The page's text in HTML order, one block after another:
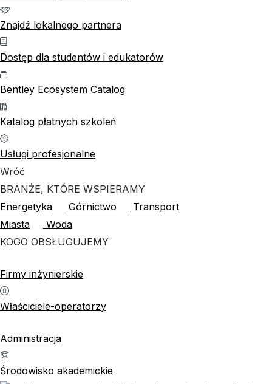
Znajdź lokalnego partnera
Dostęp dla studentów i edukatorów
Bentley Ecosystem Catalog
Katalog płatnych szkoleń
Usługi profesjonalne
Wróć
BRANŻE, KTÓRE WSPIERAMY
Energetyka
Górnictwo
Transport
Miasta
Woda
KOGO OBSŁUGUJEMY
Firmy inżynierskie
Właściciele-operatorzy
Administracja
Środowisko akademickie